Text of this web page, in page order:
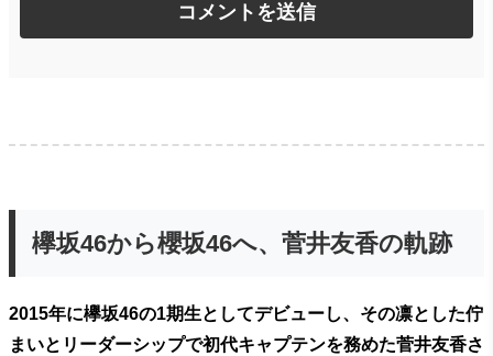
欅坂46から櫻坂46へ、菅井友香の軌跡
2015年に欅坂46の1期生としてデビューし、その凛とした佇
まいとリーダーシップで初代キャプテンを務めた菅井友香さ